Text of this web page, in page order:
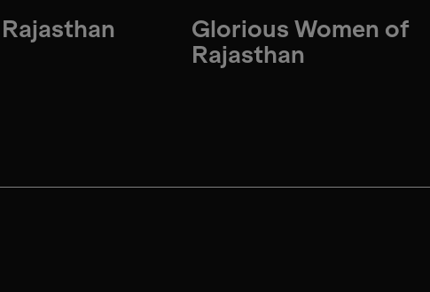
Glorious Women of
Rajasthan